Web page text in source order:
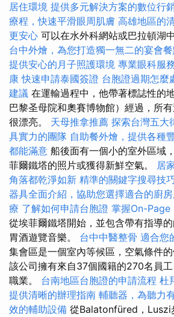
居住環境 提供多元解決方案的數位行
療程，快速平滑眼周肌膚 高雄地區的
更安心 可以在水外科網站或巴拉頓湖
台中外燴，為您打造獨一無二的宴會
提供安心的月子照護環境 專業眼科服
康 快速申請泰國簽證 台胞證過期怎麼
建議 在運輸過程中，他帶著標誌性的
巴黎圣母院和奧賽博物館）經過，所
很漂亮。 天母推拿推薦 探索台灣五大
具實力的團隊 自助餐外燴，提供各種
都能滿意 船後面有一個小的室外區域
菲爾鐵塔的照片或獲得新鮮空氣。 居
角落都乾淨如新 精準的關鍵字搜尋技
器具全面介紹，協助您選擇適合的廚
療 了解如何申請台胞證 掌握On-Page
從埃菲爾鐵塔開始，並包含帶有指導
胃酒遊覽音樂。 台中中醫整骨 適合您
集會區是一個室內等候區，空氣條件的
該公司擁有來自37個國籍的270名員
職業。 台南地區台胞證的申請流程 杜
提供清晰的辦理指南 輔聽器，為聽力
效的輔助設備 從Balatonfüred，Luszi